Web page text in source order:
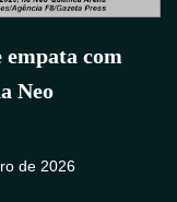
com
Neo
de 2026